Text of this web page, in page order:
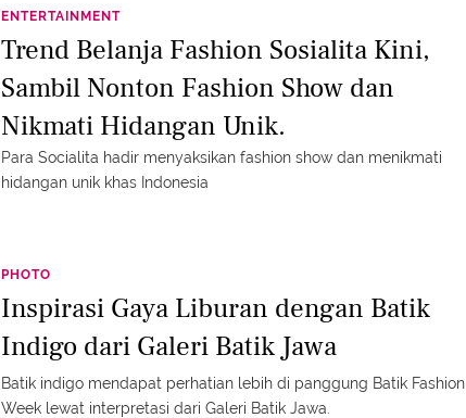
ENTERTAINMENT
Trend Belanja Fashion Sosialita Kini,
Sambil Nonton Fashion Show dan
Nikmati Hidangan Unik.
Para Socialita hadir menyaksikan fashion show dan menikmati
hidangan unik khas Indonesia
PHOTO
Inspirasi Gaya Liburan dengan Batik
Indigo dari Galeri Batik Jawa
Batik indigo mendapat perhatian lebih di panggung Batik Fashion
Week lewat interpretasi dari Galeri Batik Jawa.